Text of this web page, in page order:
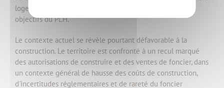
logements autorisés entre 2021 et 2023, soit 39% des
objectifs du PLH.
Le contexte actuel se révèle pourtant défavorable à la
construction. Le territoire est confronté à un recul marqué
des autorisations de construire et des ventes de foncier, dans
un contexte général de hausse des coûts de construction,
d'incertitudes réglementaires et de rareté du foncier